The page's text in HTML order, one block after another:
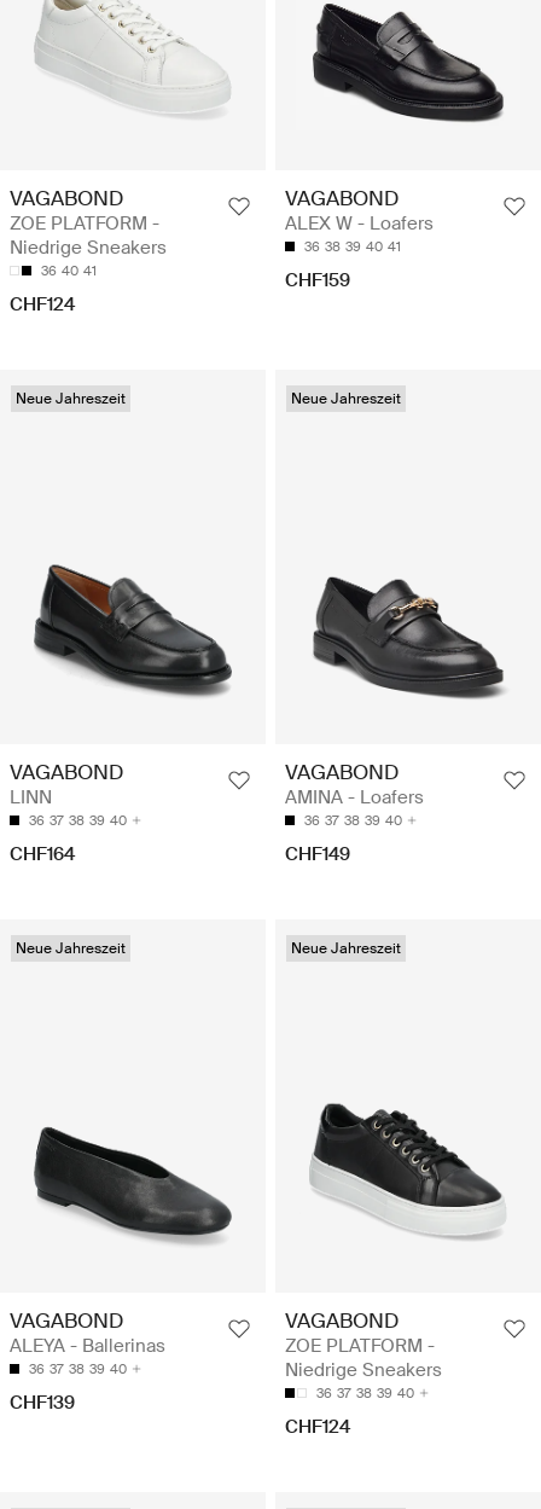
VAGABOND
ZOE PLATFORM -
Niedrige Sneakers
36 40 41
CHF124
VAGABOND
ALEX W - Loafers
36 38 39 40 41
CHF159
Neue Jahreszeit
VAGABOND
LINN
36 37 38 39 40
CHF164
Neue Jahreszeit
VAGABOND
AMINA - Loafers
36 37 38 39 40
CHF149
Neue Jahreszeit
VAGABOND
ALEYA - Ballerinas
36 37 38 39 40
CHF139
Neue Jahreszeit
VAGABOND
ZOE PLATFORM -
Niedrige Sneakers
36 37 38 39 40
CHF124